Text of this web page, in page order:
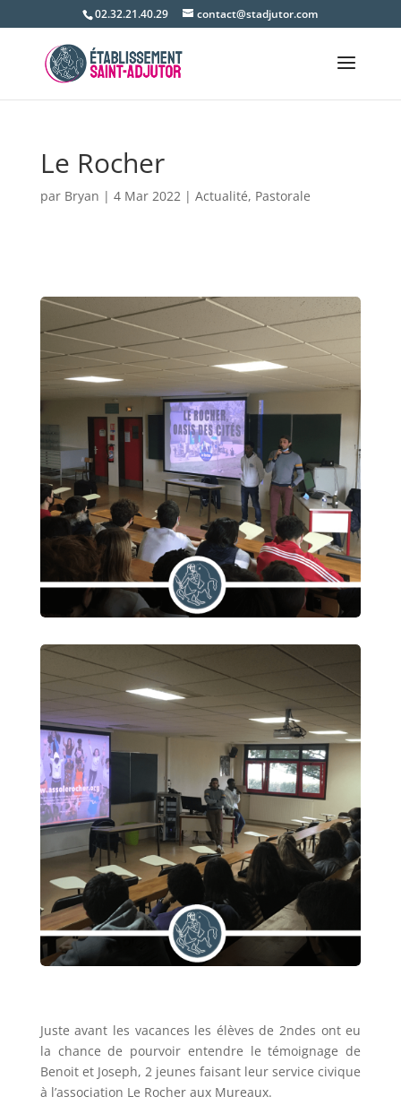
02.32.21.40.29 contact@stadjutor.com
Le Rocher
par Bryan | 4 Mar 2022| Actualité, Pastorale
Juste avant les vacances les élèves de 2ndes ont eu
la chance de pourvoir entendre le témoignage de
Benoit et Joseph, 2 jeunes faisant leur service civique
à l’association Le Rocher aux Mureaux.